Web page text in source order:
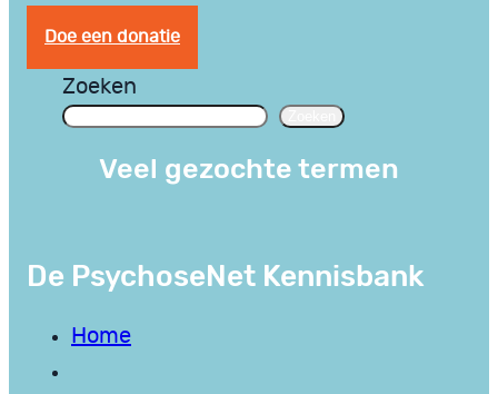
Doe een donatie
Zoeken
Veel gezochte termen
De PsychoseNet Kennisbank
Home